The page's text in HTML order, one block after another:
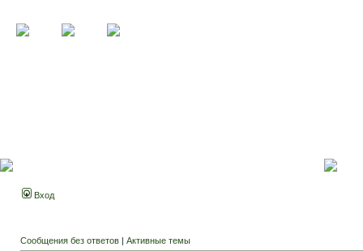
Вход
Сообщения без ответов | Активные темы